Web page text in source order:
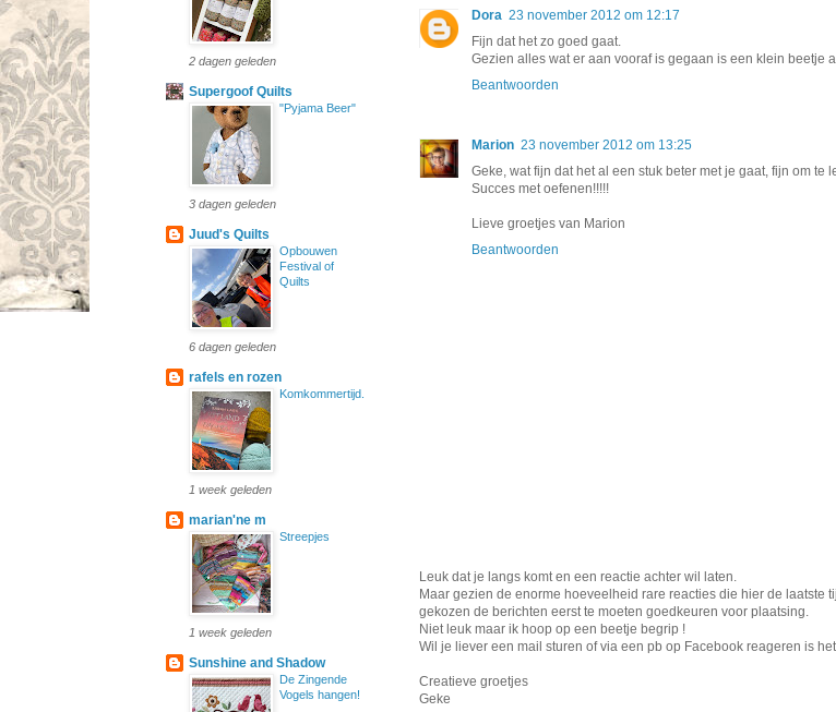
Dora 23 november 2012 om 12:17
Fijn dat het zo goed gaat.
Gezien alles wat er aan vooraf is gegaan is een klein beetje
Beantwoorden
Marion 23 november 2012 om 13:25
Geke, wat fijn dat het al een stuk beter met je gaat, fijn om te
Succes met oefenen!!!!!
Lieve groetjes van Marion
Beantwoorden
Leuk dat je langs komt en een reactie achter wil laten.
Maar gezien de enorme hoeveelheid rare reacties die hier de laatste
gekozen de berichten eerst te moeten goedkeuren voor plaatsing.
Niet leuk maar ik hoop op een beetje begrip !
Wil je liever een mail sturen of via een pb op Facebook reageren is
Creatieve groetjes
Geke
2 dagen geleden
Supergoof Quilts
"Pyjama Beer"
3 dagen geleden
Juud's Quilts
Opbouwen
Festival of
Quilts
6 dagen geleden
rafels en rozen
Komkommertijd.
1 week geleden
marian'ne m
Streepjes
1 week geleden
Sunshine and Shadow
De Zingende
Vogels hangen!